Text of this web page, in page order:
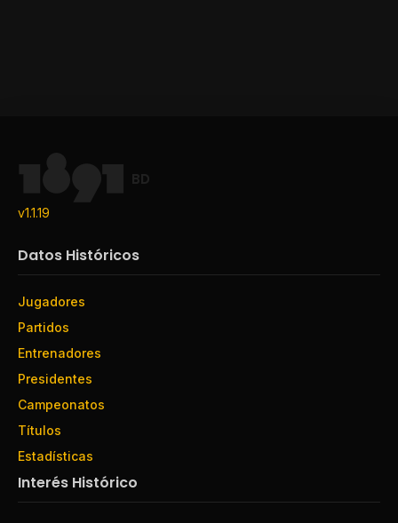
BD
v1.1.19
Datos Históricos
Jugadores
Partidos
Entrenadores
Presidentes
Campeonatos
Títulos
Estadísticas
Interés Histórico